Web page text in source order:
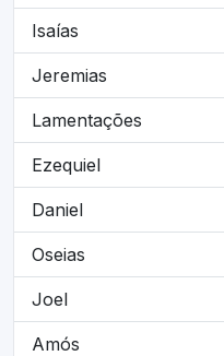
Isaías
Jeremias
Lamentações
Ezequiel
Daniel
Oseias
Joel
Amós